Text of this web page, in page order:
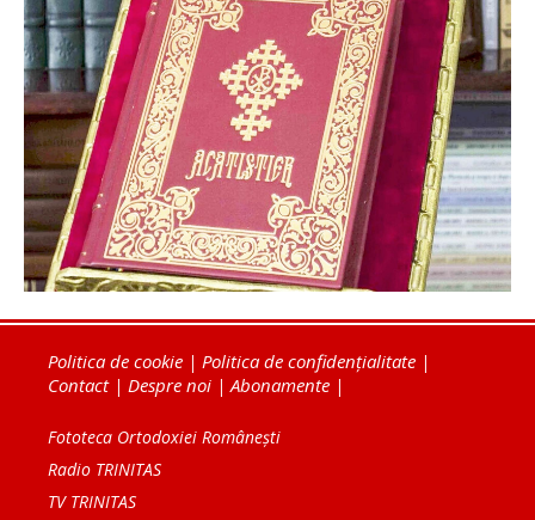
Politica de cookie | Politica de confidențialitate |
Contact| Despre noi | Abonamente |
Fototeca Ortodoxiei Românești
Radio TRINITAS
TV TRINITAS